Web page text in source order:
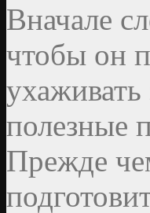
Вначале
чтобы он
полезные
Прежде